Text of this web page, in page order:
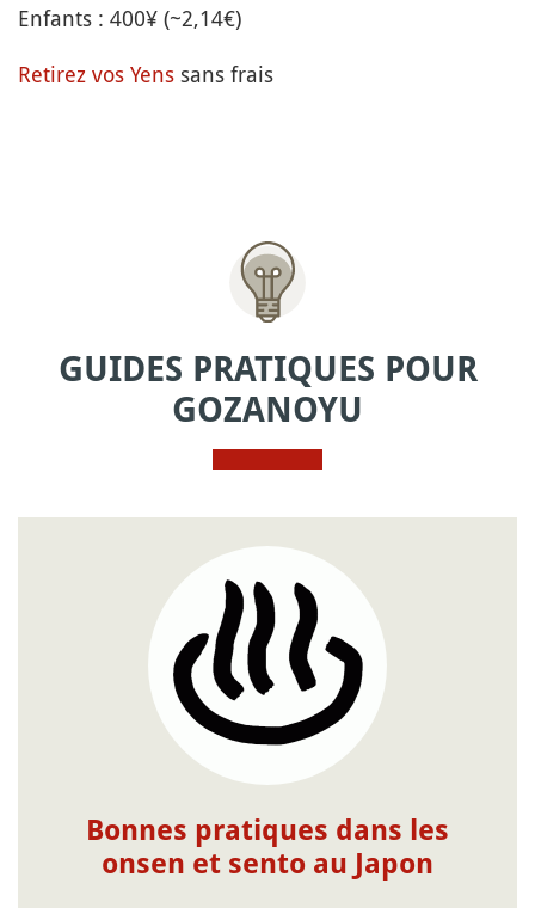
Enfants : 400¥ (~2,14€)
Retirez vos Yens sans frais
GUIDES PRATIQUES POUR
GOZANOYU
Bonnes pratiques dans les
onsen et sento au Japon